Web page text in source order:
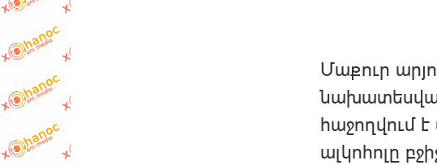
Մաքուր
հաջողվում
ալկոհոլը